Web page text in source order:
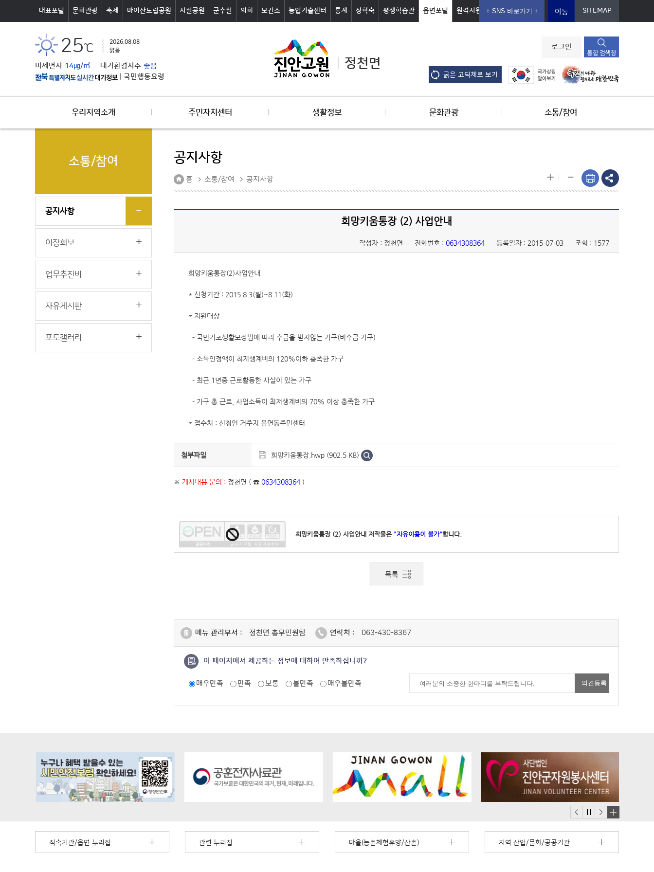
대표포털 문화관광 축제 마이산도립공원 지질공원 군수실 의회 보건소 농업기술센터 통계 장학숙 평생학습관 읍면포털 원격지원 이동 SITEMAP
25℃
2026.08.08
맑음
미세먼지 14㎍/㎥ 대기환경지수 좋음
국민행동요령
정천면
로그인
통합 검색창
굵은 고딕체로 보기
우리지역소개 주민자치센터 생활정보 문화관광 소통/참여
소통/참여
공지사항
이장회보
업무추진비
자유게시판
포토갤러리
공지사항
홈 소통/참여 공지사항 + -
희망키움통장 (2) 사업안내
작성자 : 정천면 전화번호 : 0634308364 등록일자 : 2015-07-03 조회 : 1577
희망키움통장(2)사업안내
* 신청기간 : 2015.8.3(월)~8.11(화)
* 지원대상
- 국민기초생활보장법에 따라 수급을 받지않는 가구(비수급 가구)
- 소득인정액이 최저생계비의 120%이하 충족한 가구
- 최근 1년중 근로활동한 사실이 있는 가구
- 가구 총 근로, 사업소득이 최저생계비의 70% 이상 충족한 가구
* 접수처 : 신청인 거주지 읍면동주민센터
첨부파일 희망키움통장.hwp (902.5 KB)
※ 게시내용 문의 : 정천면 ( ☎ 0634308364 )
희망키움통장 (2) 사업안내 저작물은 "자유이용이 불가"합니다.
메뉴 관리부서 : 정천면 총무민원팀 연락처 : 063-430-8367
이 페이지에서 제공하는 정보에 대하여 만족하십니까?
매우만족 만족 보통 불만족 매우불만족
너
음
직속기관/읍면 누리집 관련 누리집 마을(농촌체험휴양/산촌) 지역 산업/문화/공공기관